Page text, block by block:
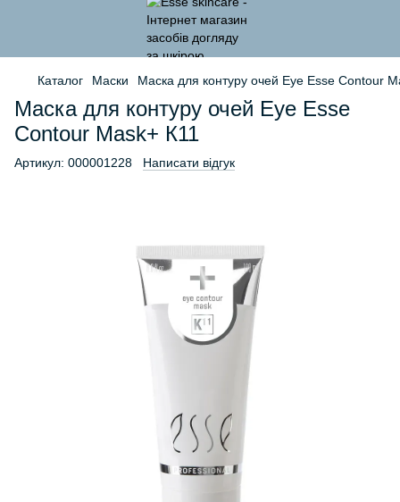
Каталог Маски Маска для контуру очей Eye Esse Contour
Маска для контуру очей Eye Esse
Contour Mask+ К11
Артикул: 000001228 Написати відгук